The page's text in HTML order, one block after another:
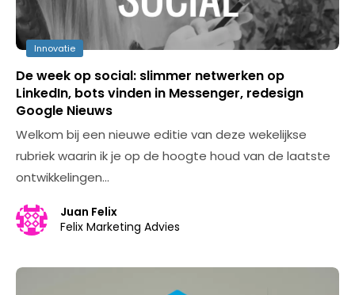
Innovatie
De week op social: slimmer netwerken op
LinkedIn, bots vinden in Messenger, redesign
Google Nieuws
Welkom bij een nieuwe editie van deze wekelijkse
rubriek waarin ik je op de hoogte houd van de laatste
ontwikkelingen…
Juan Felix
Felix Marketing Advies